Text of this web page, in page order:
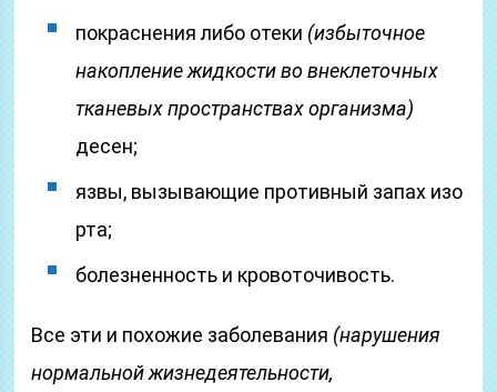
покраснения либо отеки (избыточное
накопление жидкости во внеклеточных
тканевых пространствах организма)
десен;
язвы, вызывающие противный запах изо
рта;
болезненность и кровоточивость.
Все эти и похожие заболевания (нарушения
нормальной жизнедеятельности,